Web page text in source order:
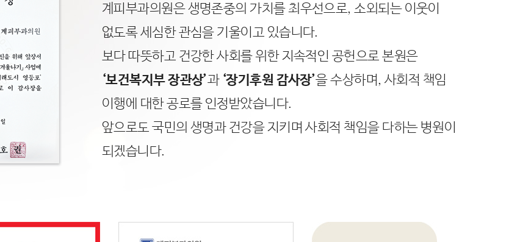
계피부과의원은 생명존중의 가치를 최우선으로, 소외되는 이웃이
없도록 세심한 관심을 기울이고 있습니다.
보다 따뜻하고 건강한 사회를 위한 지속적인 공헌으로 본원은
‘보건복지부 장관상’과 ‘장기후원 감사장’을 수상하며, 사회적 책임
이행에 대한 공로를 인정받았습니다.
앞으로도 국민의 생명과 건강을 지키며 사회적 책임을 다하는 병원이
되겠습니다.